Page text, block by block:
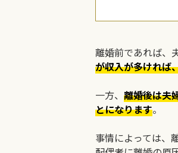
離婚前であれば、
が収入が多ければ
一方、 離婚後は夫
とになります。
事情によっては、